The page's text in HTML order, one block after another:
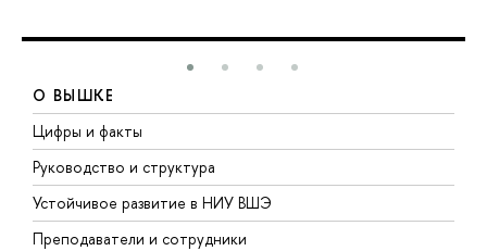
О ВЫШКЕ
Цифры и факты
Руководство и структура
Устойчивое развитие в НИУ ВШЭ
Преподаватели и сотрудники